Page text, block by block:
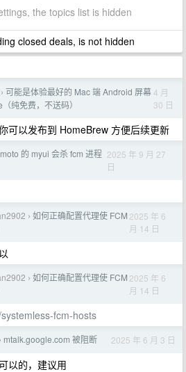
the topics list is hidden
closed deals, is not hidden
› 可能是体验最好的 Mac 端 Android 屏幕
纯免费，不送码）
4 月
30 日
可以发布到 HomeBrew 方便后续更新
moto 的 myui 会杀 fcm 进程 2025 年 9 月 27
日
› 如何正确配置代理使 FCM 2025 年 6
月 14 日
› 如何正确配置代理使 FCM 2025 年 6
月 14 日
fcm-hosts
› mtalk.google.com 被阻断 2025 年 6 月 3 日
以的，建议用